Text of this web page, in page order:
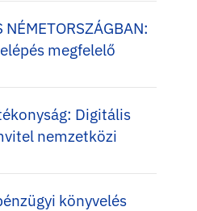
NÉMETORSZÁGBAN:
megfelelő
Digitális
nemzetközi
könyvelés